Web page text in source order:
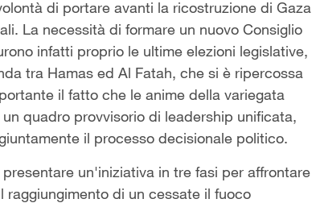
di portare avanti la ricostruzione di Gaza
La necessità di formare un nuovo Consiglio
infatti proprio le ultime elezioni legislative,
tra Hamas ed Al Fatah, che si è ripercossa
il fatto che le anime della variegata
quadro provvisorio di leadership unificata,
il processo decisionale politico.
un'iniziativa in tre fasi per affrontare
di un cessate il fuoco